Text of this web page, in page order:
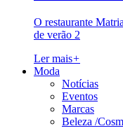
O restaurante
de verão 2
Ler mais+
Moda
Notícias
Eventos
Marcas
Beleza /